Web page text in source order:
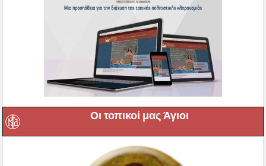
Οι τοπικοί μας Άγιοι